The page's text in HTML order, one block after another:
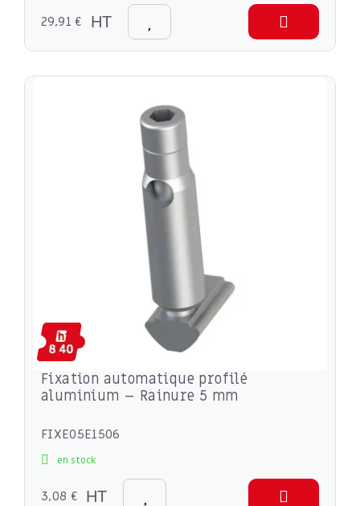
29,91 € HT
Fixation automatique profilé
aluminium – Rainure 5 mm
FIXE05E1506
en stock
3,08 € HT